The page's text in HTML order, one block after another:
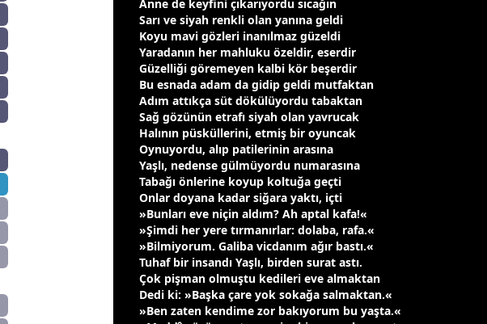
Anne de keyfini çıkarıyordu sıcağın
Sarı ve siyah renkli olan yanına geldi
Koyu mavi gözleri inanılmaz güzeldi
Yaradanın her mahluku özeldir, eserdir
Güzelliği göremeyen kalbi kör beşerdir
Bu esnada adam da gidip geldi mutfaktan
Adım attıkça süt dökülüyordu tabaktan
Sağ gözünün etrafı siyah olan yavrucak
Halının püsküllerini, etmiş bir oyuncak
Oynuyordu, alıp patilerinin arasına
Yaşlı, nedense gülmüyordu numarasına
Tabağı önlerine koyup koltuğa geçti
Onlar doyana kadar siğara yaktı, içti
»Bunları eve niçin aldım? Ah aptal kafa!«
»Şimdi her yere tırmanırlar: dolaba, rafa.«
»Bilmiyorum. Galiba vicdanım ağır bastı.«
Tuhaf bir insandı Yaşlı, birden surat astı.
Çok pişman olmuştu kedileri eve almaktan
Dedi ki: »Başka çare yok sokağa salmaktan.«
»Ben zaten kendime zor bakıyorum bu yaşta.«